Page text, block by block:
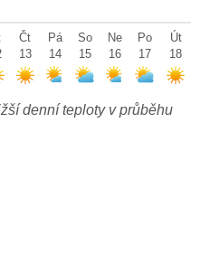
Čt
13
Pá
14
So
15
Ne
16
Po
17
Út
18
denní teploty v průběhu